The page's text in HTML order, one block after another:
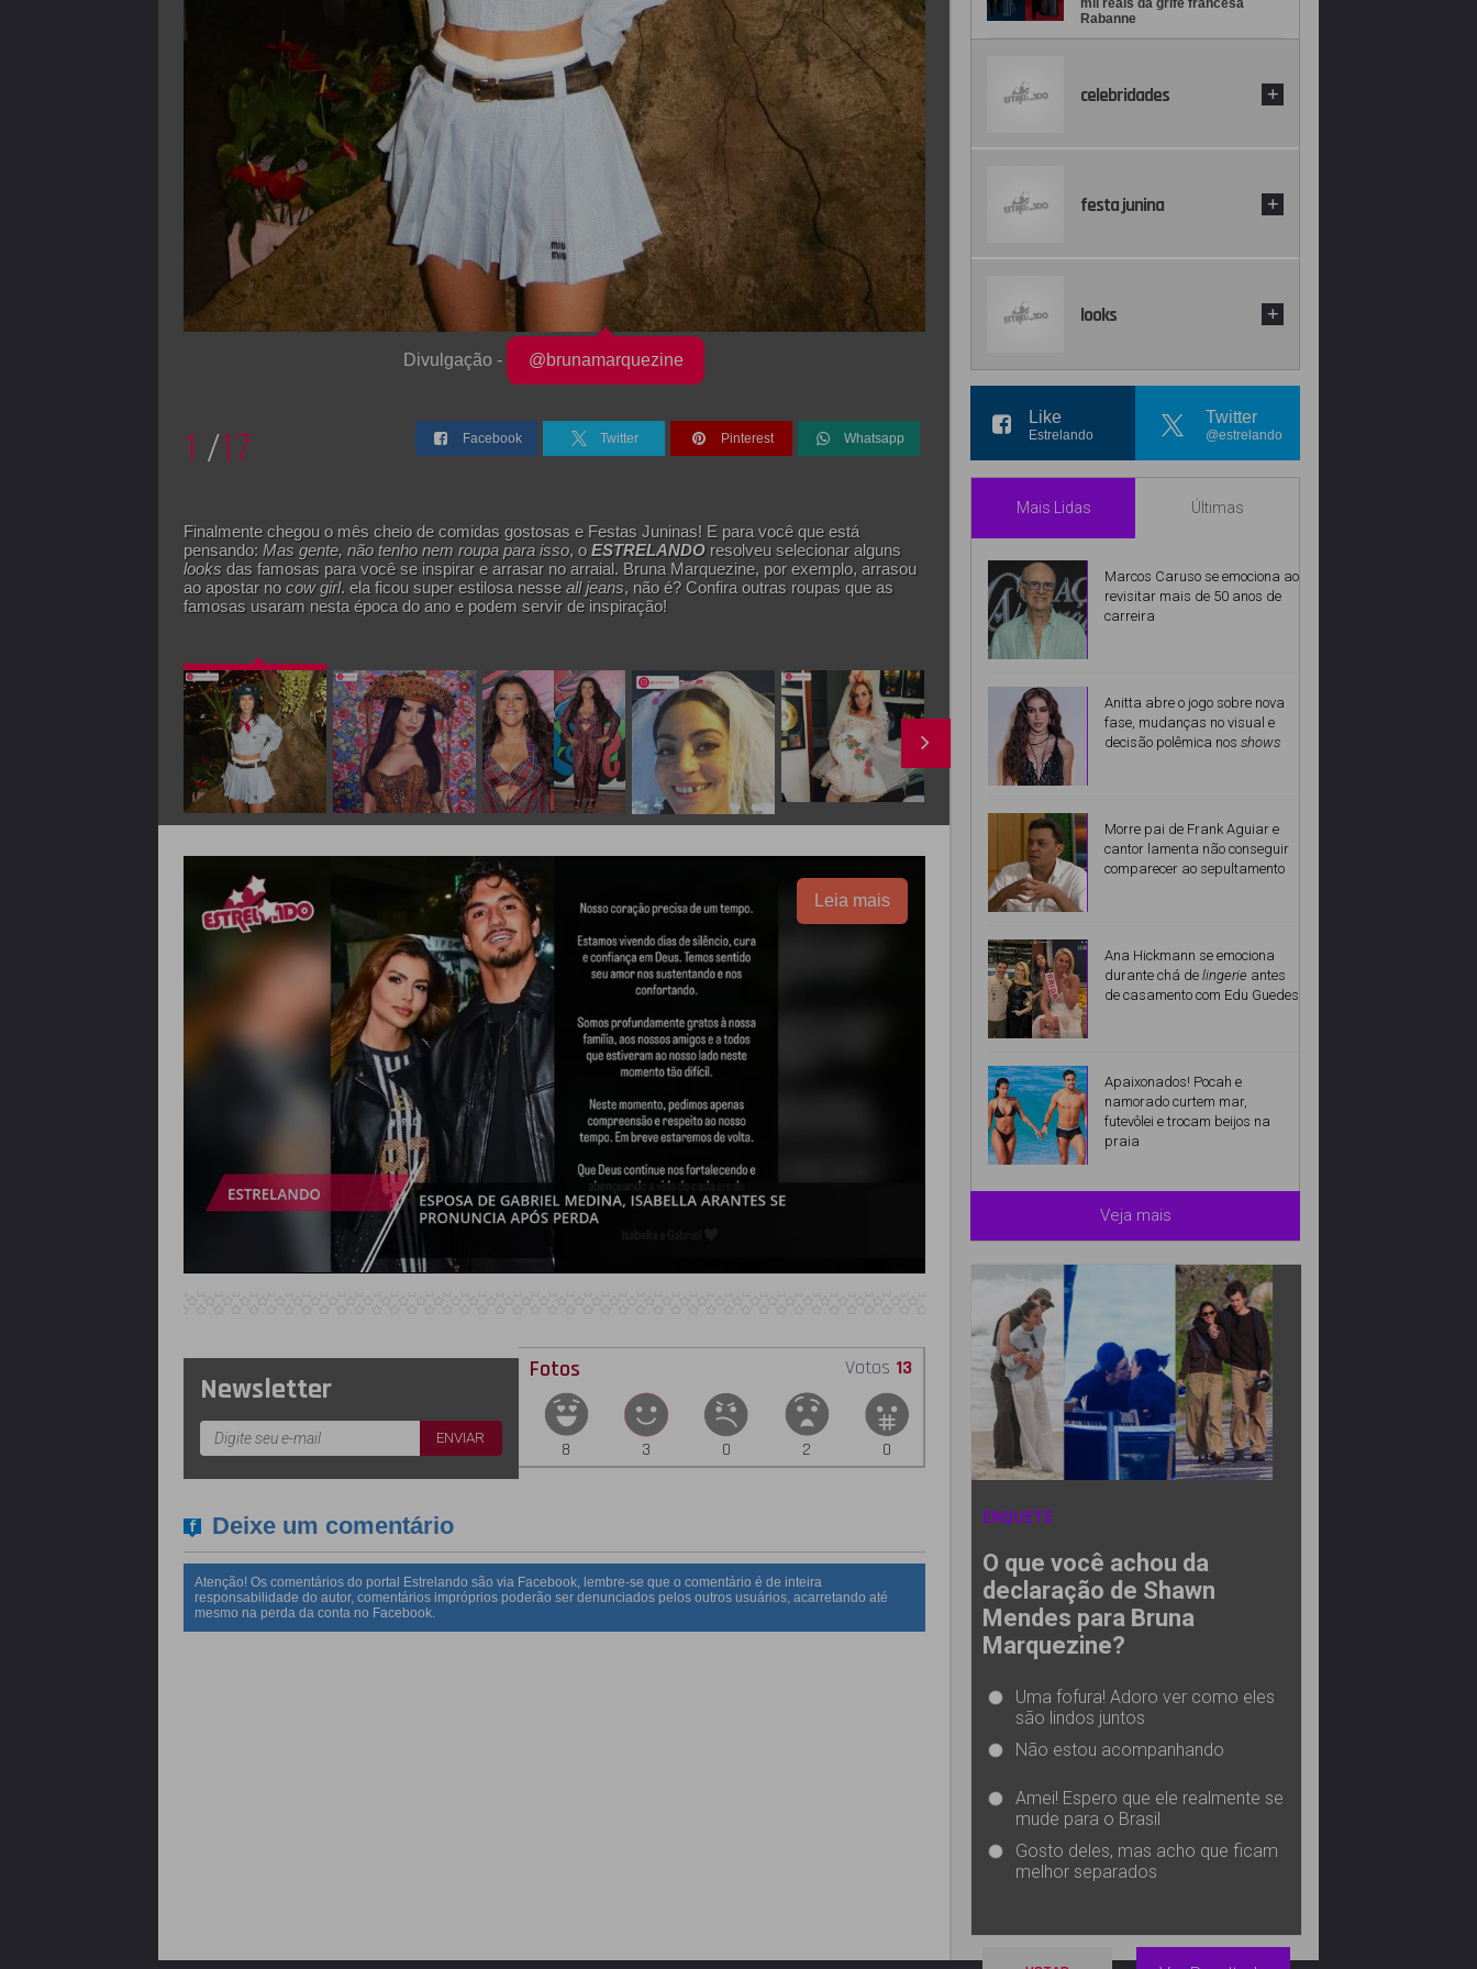
Divulgação - @brunamarquezine
1 /17 Facebook Twitter Pinterest Whatsapp
Finalmente chegou o mês cheio de comidas gostosas e Festas Juninas! E para você que está
pensando: Mas gente, não tenho nem roupa para isso, oESTRELANDOresolveu selecionar alguns
looksdas famosas para você se inspirar e arrasar no arraial. Bruna Marquezine, por exemplo, arrasou
ao apostar nocow girl. ela ficou super estilosa nesseall jeans, não é? Confira outras roupas que as
famosas usaram nesta época do ano e podem servir de inspiração!
Leia mais
Newsletter
Fotos Votos 13
8 3 0 2 0
Deixe um comentário
Atenção! Os comentários do portal Estrelando são via Facebook, lembre-se que o comentário é de inteira
responsabilidade do autor, comentários impróprios poderão ser denunciados pelos outros usuários, acarretando até
mesmo na perda da conta no Facebook.
mil reais da grife francesa
Rabanne
celebridades +
festa junina +
looks +
Like
Estrelando
Twitter
@estrelando
Mais Lidas Últimas
Marcos Caruso se emociona ao
revisitar mais de 50 anos de
carreira
Anitta abre o jogo sobre nova
fase, mudanças no visual e
decisão polêmica nos shows
Morre pai de Frank Aguiar e
cantor lamenta não conseguir
comparecer ao sepultamento
Ana Hickmann se emociona
durante chá de lingerie antes
de casamento com Edu Guedes
Apaixonados! Pocah e
namorado curtem mar,
futevôlei e trocam beijos na
praia
Veja mais
ENQUETE
O que você achou da
declaração de Shawn
Mendes para Bruna
Marquezine?
Uma fofura! Adoro ver como eles
são lindos juntos
Não estou acompanhando
Amei! Espero que ele realmente se
mude para o Brasil
Gosto deles, mas acho que ficam
melhor separados